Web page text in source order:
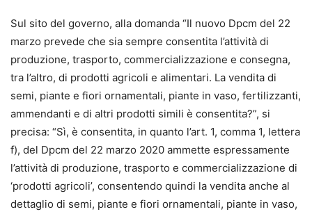
Sul sito del governo, alla domanda “Il nuovo Dpcm del 22
marzo prevede che sia sempre consentita l’attività di
produzione, trasporto, commercializzazione e consegna,
tra l’altro, di prodotti agricoli e alimentari. La vendita di
semi, piante e fiori ornamentali, piante in vaso, fertilizzanti,
ammendanti e di altri prodotti simili è consentita?”, si
precisa: “Sì, è consentita, in quanto l’art. 1, comma 1, lettera
f), del Dpcm del 22 marzo 2020 ammette espressamente
l’attività di produzione, trasporto e commercializzazione di
‘prodotti agricoli’, consentendo quindi la vendita anche al
dettaglio di semi, piante e fiori ornamentali, piante in vaso,